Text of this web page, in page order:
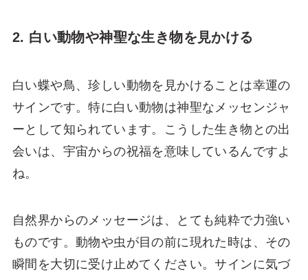
2. 白い動物や神聖な生き物を見かける
白い蝶や鳥、珍しい動物を見かけることは幸運の
サインです。特に白い動物は神聖なメッセンジャ
ーとして知られています。こうした生き物との出
会いは、宇宙からの祝福を意味しているんですよ
ね。
自然界からのメッセージは、とても純粋で力強い
ものです。動物や虫が目の前に現れた時は、その
瞬間を大切に受け止めてください。サインに気づ